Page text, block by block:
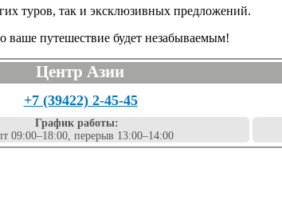
туров, так и эксклюзивных предложений.
ваше путешествие будет незабываемым!
Центр Азии
+7 (39422) 2-45-45
График работы:
09:00–18:00, перерыв 13:00–14:00